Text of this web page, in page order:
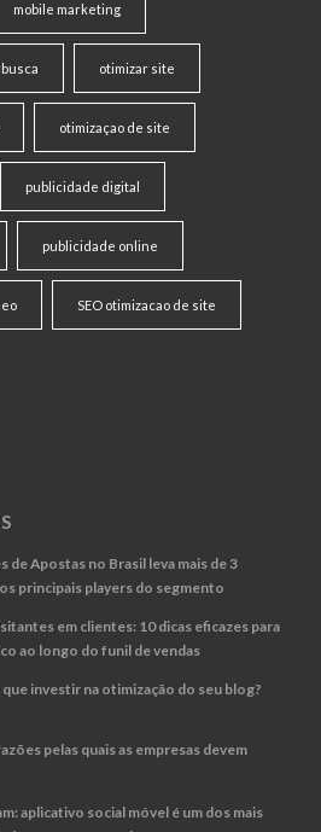
mobile marketing
otimizar site
otimizaçao de site
publicidade digital
publicidade online
SEO otimizacao de site
de Apostas no Brasil leva mais de 3
principais players do segmento
em clientes: 10 dicas eficazes para
ao longo do funil de vendas
que investir na otimização do seu blog?
pelas quais as empresas devem
aplicativo social móvel é um dos mais